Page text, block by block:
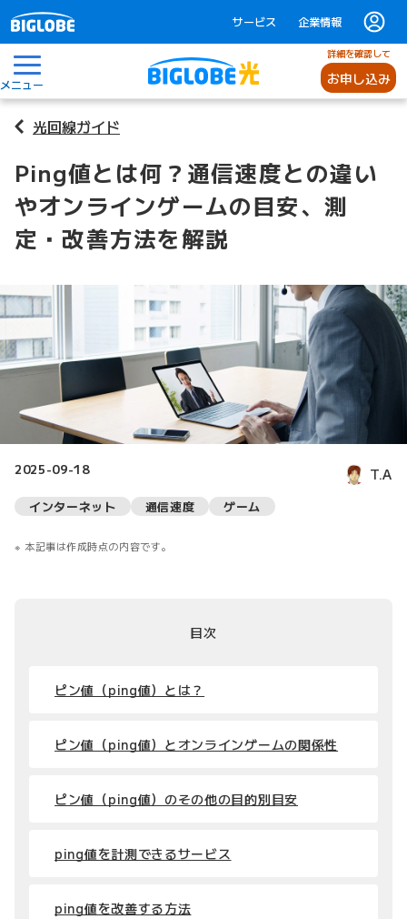
サービス 企業情報
メニュー
詳細を確認して
お申し込み
光回線ガイド
Ping値とは何？通信速度との違い
やオンラインゲームの目安、測
定・改善方法を解説
2025-09-18 T.A
インターネット 通信速度 ゲーム
本記事は作成時点の内容です。
目次
ピン値（ping値）とは？
ピン値（ping値）とオンラインゲームの関係性
ピン値（ping値）のその他の目的別目安
ping値を計測できるサービス
ping値を改善する方法